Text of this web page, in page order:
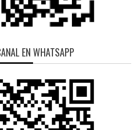
EN WHATSAPP